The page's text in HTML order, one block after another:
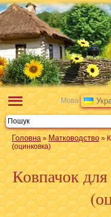
Мова
Головна» Матководство »
(оцинковка)
Ковпачок